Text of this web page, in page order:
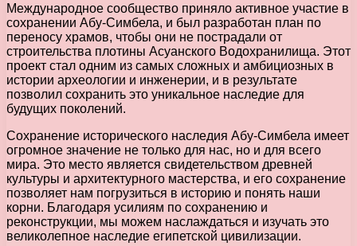
Международное сообщество приняло активное участие в
сохранении Абу-Симбела, и был разработан план по
переносу храмов, чтобы они не пострадали от
строительства плотины Асуанского Водохранилища. Этот
проект стал одним из самых сложных и амбициозных в
истории археологии и инженерии, и в результате
позволил сохранить это уникальное наследие для
будущих поколений.
Сохранение исторического наследия Абу-Симбела имеет
огромное значение не только для нас, но и для всего
мира. Это место является свидетельством древней
культуры и архитектурного мастерства, и его сохранение
позволяет нам погрузиться в историю и понять наши
корни. Благодаря усилиям по сохранению и
реконструкции, мы можем наслаждаться и изучать это
великолепное наследие египетской цивилизации.